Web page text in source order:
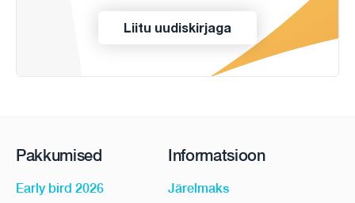
Liitu uudiskirjaga
Pakkumised
Early bird 2026
Informatsioon
Järelmaks